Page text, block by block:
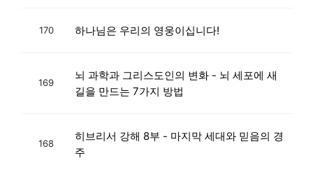
170 하나님은 우리의 영웅이십니다!
169
뇌 과학과 그리스도인의 변화 - 뇌 세포에 새
길을 만드는 7가지 방법
168
히브리서 강해 8부 - 마지막 세대와 믿음의 경
주